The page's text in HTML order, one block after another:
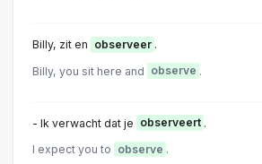
Billy, zit en observeer .
Billy, you sit here and observe .
- Ik verwacht dat je observeert .
I expect you to observe .